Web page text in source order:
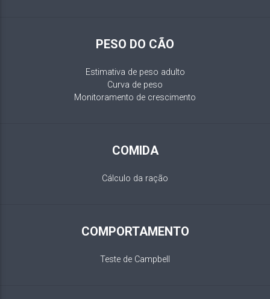
PESO DO CÃO
Estimativa de peso adulto
Curva de peso
Monitoramento de crescimento
COMIDA
Cálculo da ração
COMPORTAMENTO
Teste de Campbell